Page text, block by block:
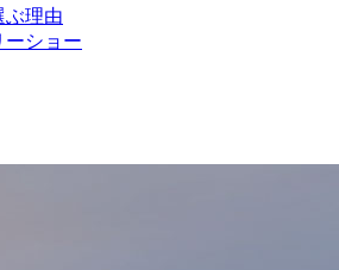
ぶ理由
ーショー